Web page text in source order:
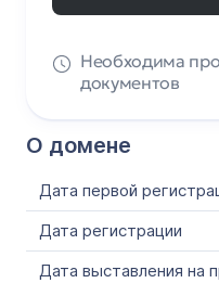
О домене
Дата первой
Дата регистрации
Дата выставления на
Необходима
документов